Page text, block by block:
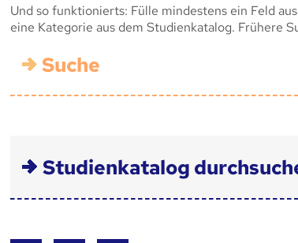
Und so funktionierts: Fülle mindestens ein Feld
eine Kategorie aus dem Studienkatalog. Frühere
Suche
Studienkatalog